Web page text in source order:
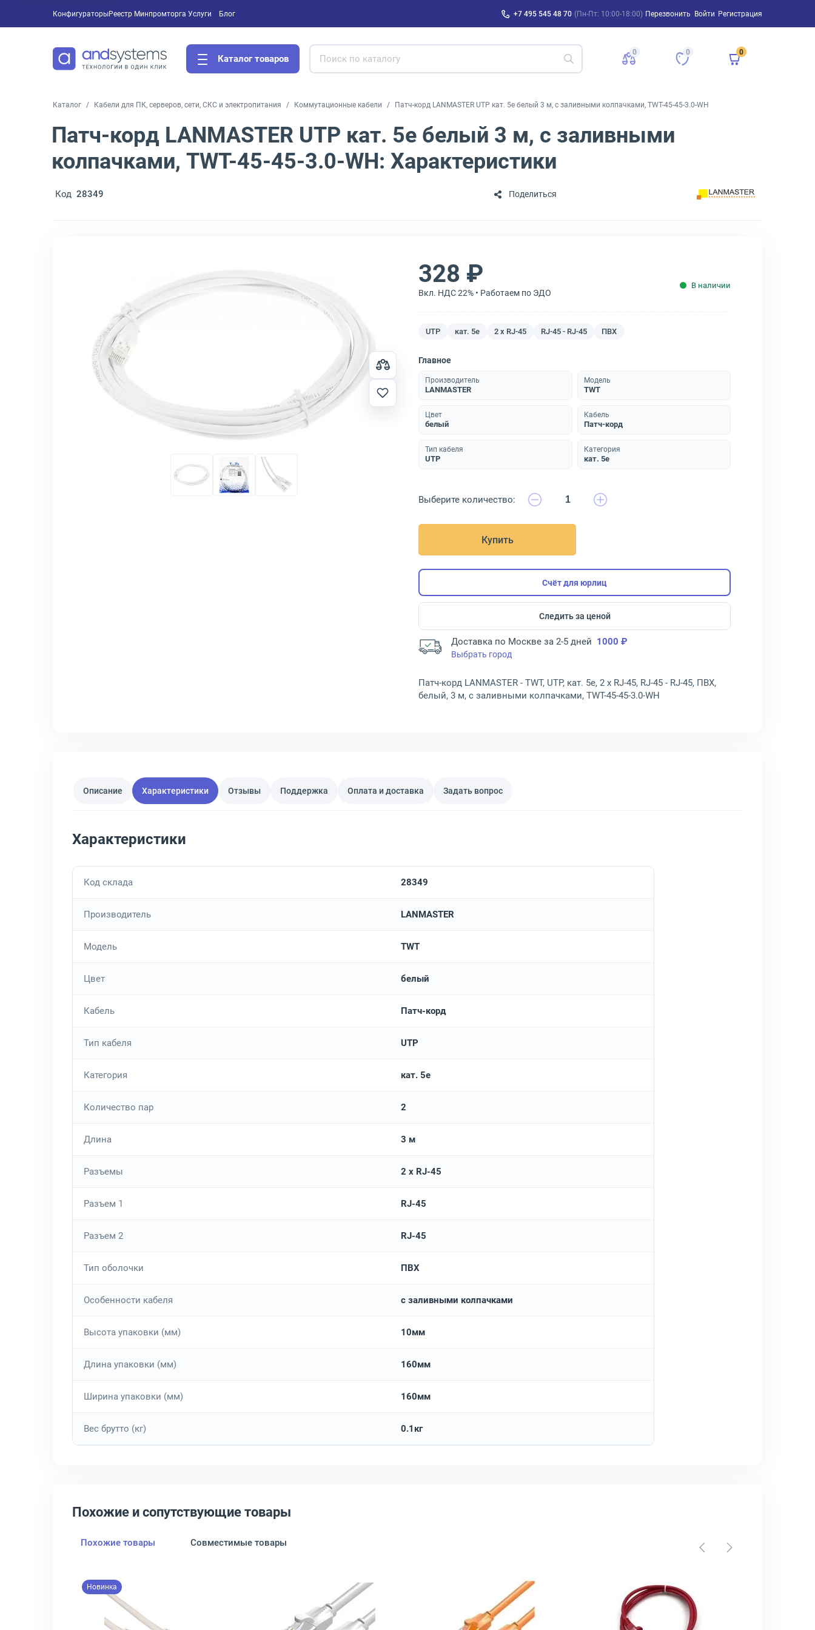
Конфигураторы Услуги
Реестр Минпромторга Блог +7 495 545 48 70 (Пн-Пт: 10:00-18:00) Перезвонить Войти Регистрация
Каталог товаров
0 0 0
Каталог Кабели для ПК, серверов, сети, СКС и электропитания Коммутационные кабели Патч-корд LANMASTER UTP кат. 5e белый 3 м, с заливными колпачками, TWT-45-45-3.0-WH
Патч-корд LANMASTER UTP кат. 5e белый 3 м, с заливными
колпачками, TWT-45-45-3.0-WH: Характеристики
Код 28349 Поделиться
328 ₽
Вкл. НДС 22% • Работаем по ЭДО
В наличии
UTP кат. 5e 2 x RJ-45 RJ-45 - RJ-45 ПВХ
Главное
Производитель
LANMASTER
Модель
TWT
Цвет
белый
Кабель
Патч-корд
Тип кабеля
UTP
Категория
кат. 5e
Выберите количество:
Купить
Счёт для юрлиц
Следить за ценой
Доставка по Москве за 2-5 дней 1000 ₽
Выбрать город
Патч-корд LANMASTER - TWT, UTP, кат. 5e, 2 x RJ-45, RJ-45 - RJ-45, ПВХ,
белый, 3 м, с заливными колпачками, TWT-45-45-3.0-WH
Описание Характеристики Отзывы Поддержка Оплата и доставка Задать вопрос
Характеристики
Код склада 28349
Производитель LANMASTER
Модель TWT
Цвет белый
Кабель Патч-корд
Тип кабеля UTP
Категория кат. 5e
Количество пар 2
Длина 3 м
Разъемы 2 x RJ-45
Разъем 1 RJ-45
Разъем 2 RJ-45
Тип оболочки ПВХ
Особенности кабеля с заливными колпачками
Высота упаковки (мм) 10мм
Длина упаковки (мм) 160мм
Ширина упаковки (мм) 160мм
Вес брутто (кг) 0.1кг
Похожие и сопутствующие товары
Похожие товары Совместимые товары
Новинка